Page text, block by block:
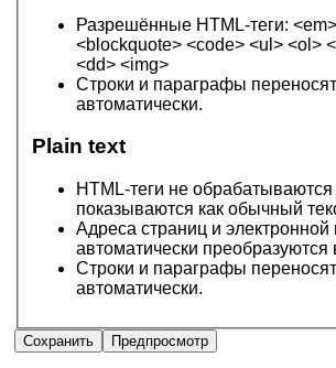
Разрешённые HTML-теги:
<blockquote> <code> <ul> <ol>
<dd> <img>
Строки и параграфы
автоматически.
Plain text
HTML-теги не обрабатываются
показываются как обычный
Адреса страниц и электронной
автоматически преобразуются
Строки и параграфы
автоматически.